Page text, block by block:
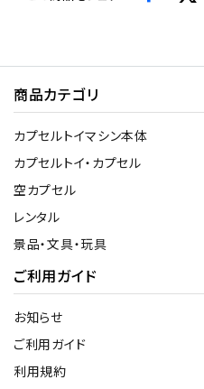
商品カテゴリ
カプセルトイマシン本体
カプセルトイ・カプセル
空カプセル
レンタル
景品・文具・玩具
ご利用ガイド
お知らせ
ご利用ガイド
利用規約